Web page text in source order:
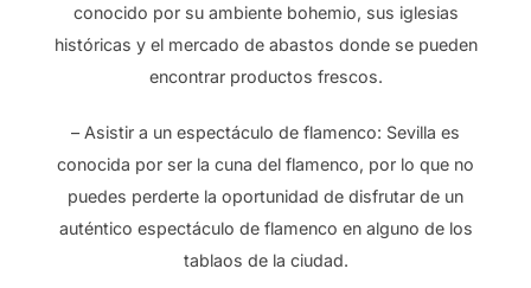
conocido por su ambiente bohemio, sus iglesias
históricas y el mercado de abastos donde se pueden
encontrar productos frescos.
– Asistir a un espectáculo de flamenco: Sevilla es
conocida por ser la cuna del flamenco, por lo que no
puedes perderte la oportunidad de disfrutar de un
auténtico espectáculo de flamenco en alguno de los
tablaos de la ciudad.